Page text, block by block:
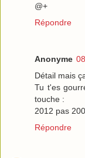
@+
Répondre
Anonyme
Détail mais
Tu t'es
touche :
2012 pas
Répondre